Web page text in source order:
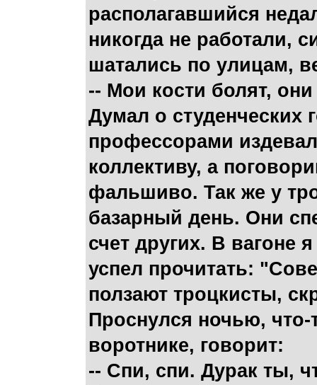
располагавшийся
никогда не работали,
шатались по улицам,
-- Мои кости болят, они
Думал о студенческих
профессорами
коллективу, а
фальшиво. Так же у
базарный день. Они
счет других. В вагоне
успел прочитать:
ползают троцкисты,
Проснулся ночью, что-
воротнике, говорит:
-- Спи, спи. Дурак ты,